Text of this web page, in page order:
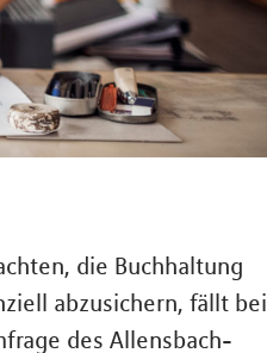
die Buchhaltung
abzusichern, fällt bei
des Allensbach-